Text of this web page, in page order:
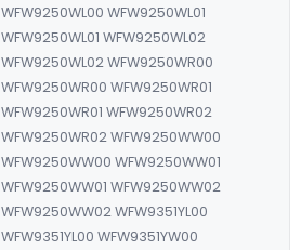
WFW9250WL00 WFW9250WL01
WFW9250WL01 WFW9250WL02
WFW9250WL02 WFW9250WR00
WFW9250WR00 WFW9250WR01
WFW9250WR01 WFW9250WR02
WFW9250WR02 WFW9250WW00
WFW9250WW00 WFW9250WW01
WFW9250WW01 WFW9250WW02
WFW9250WW02 WFW9351YL00
WFW9351YL00 WFW9351YW00